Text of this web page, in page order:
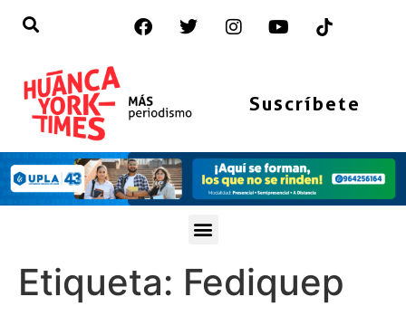
Suscríbete
Etiqueta: Fediquep